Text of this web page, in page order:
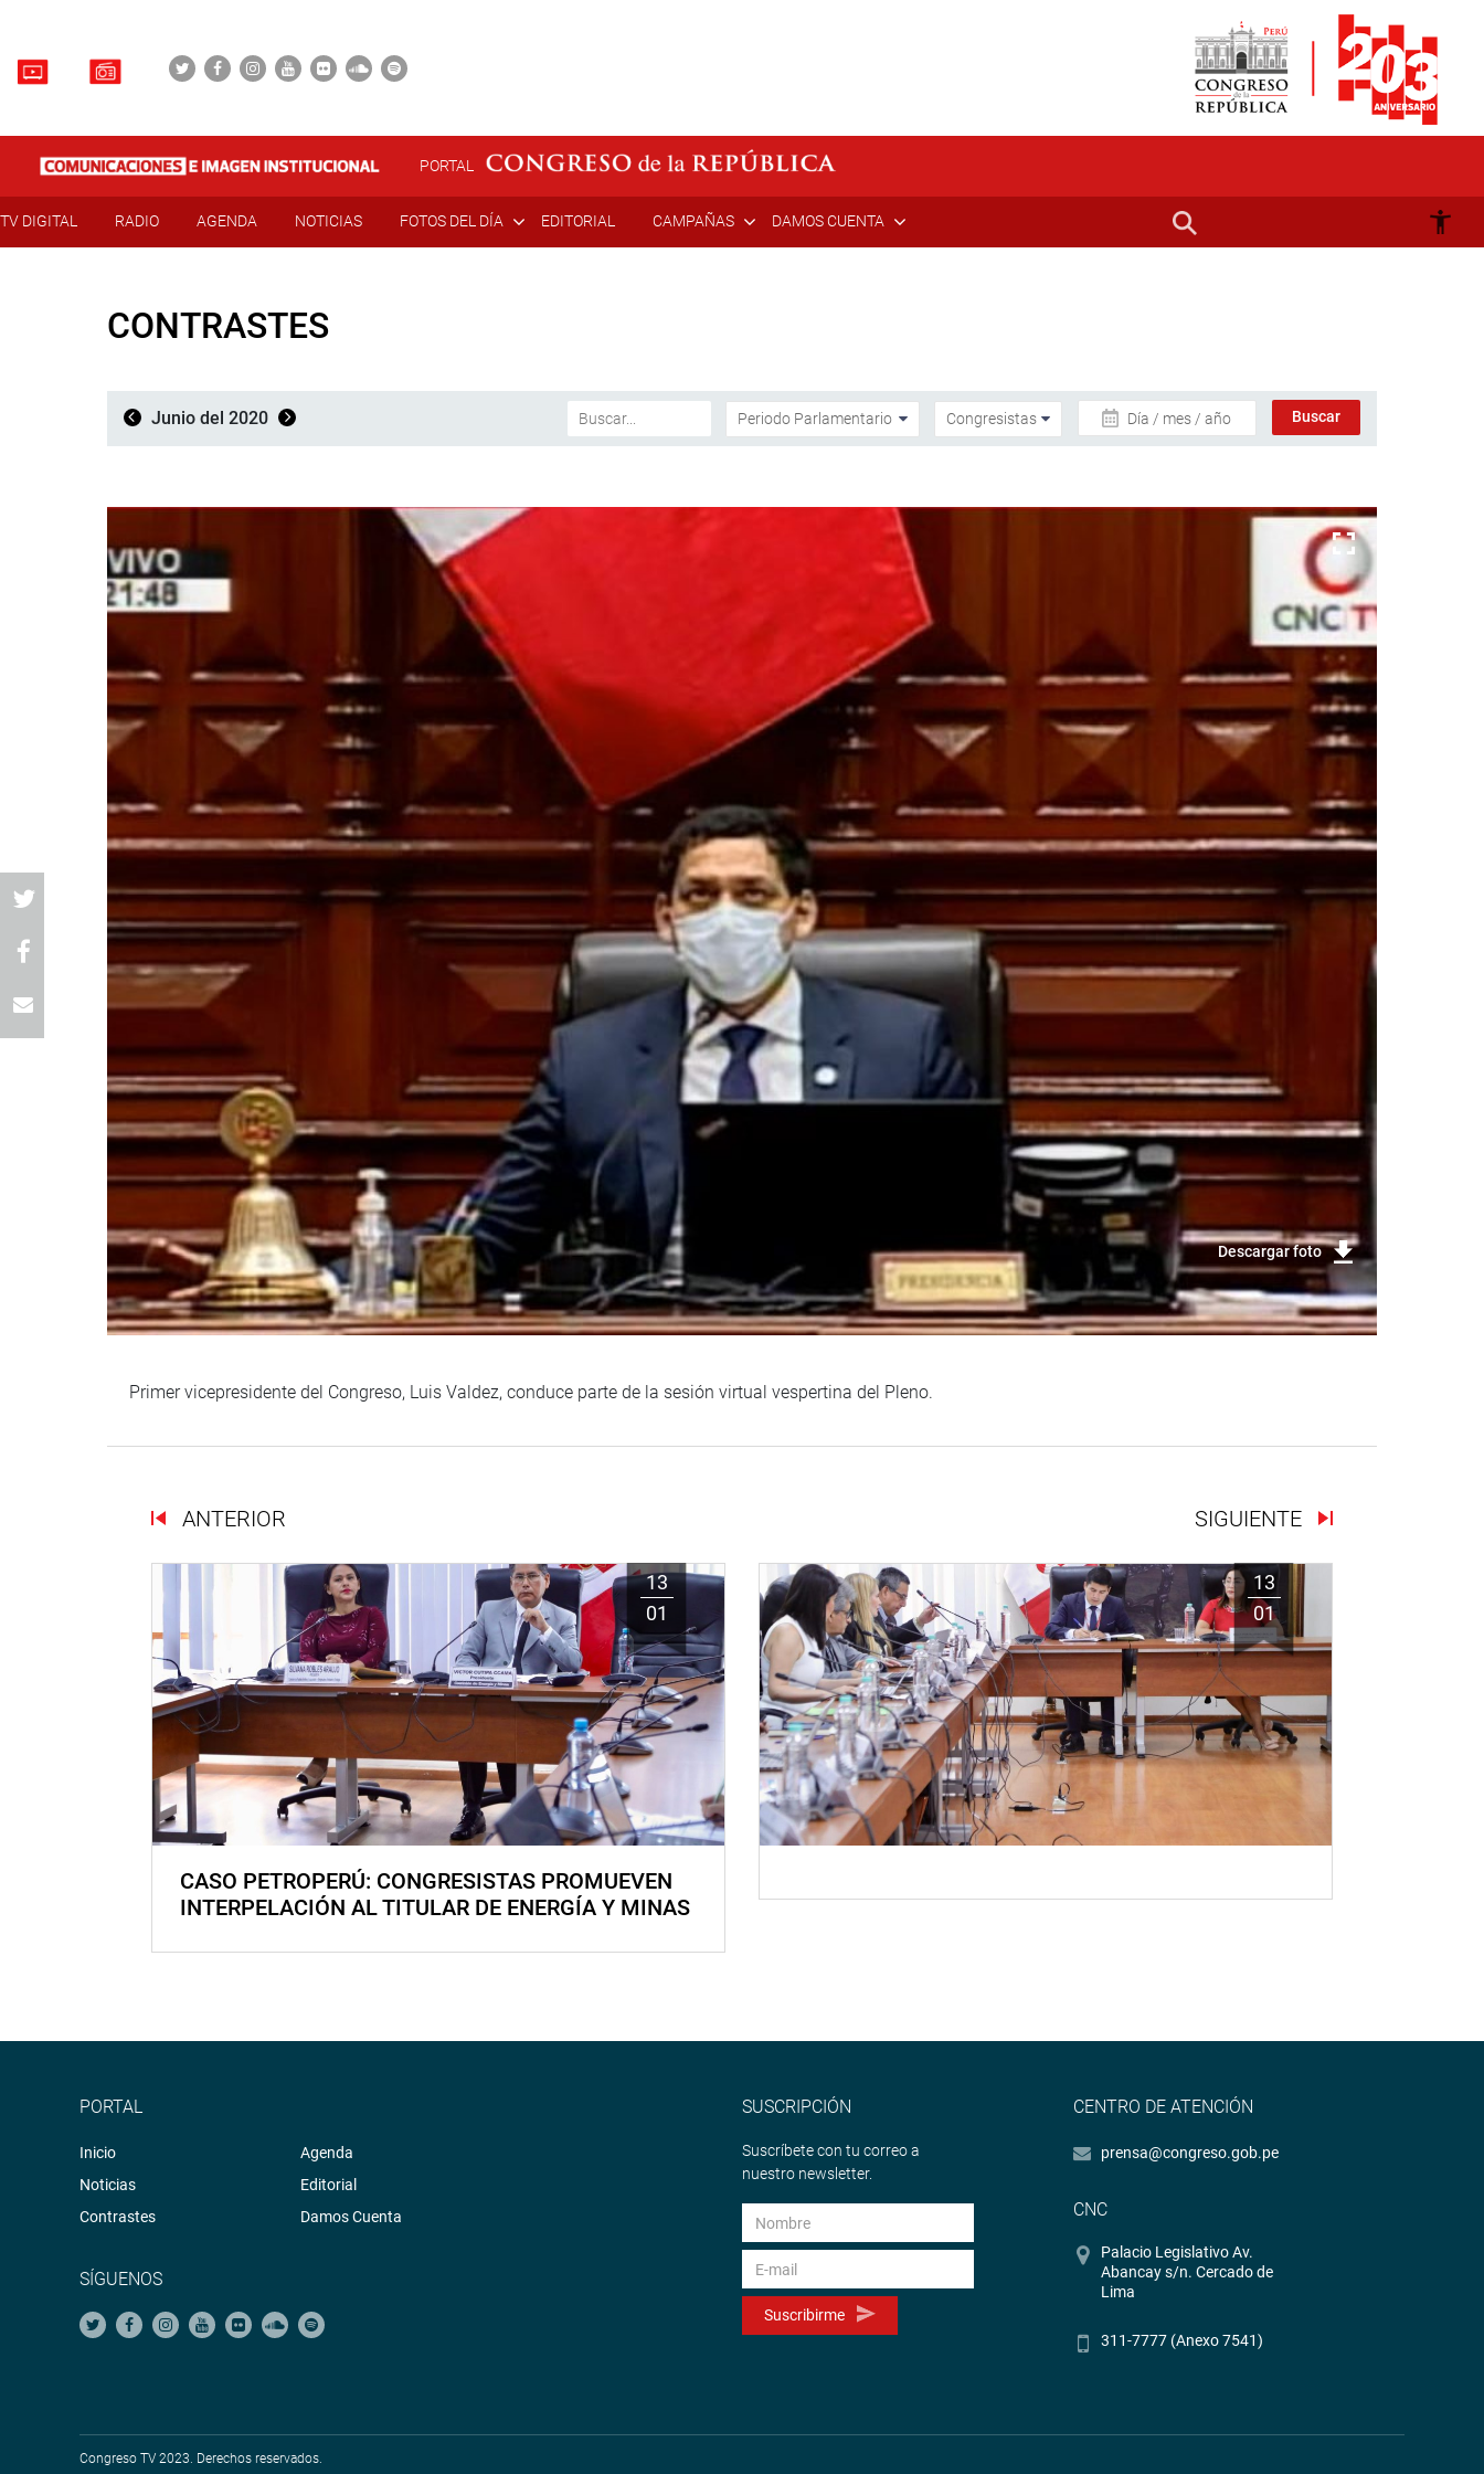
PORTAL
TV DIGITAL RADIO AGENDA NOTICIAS FOTOS DEL DÍA EDITORIAL CAMPAÑAS DAMOS CUENTA
CONTRASTES
Junio del 2020 Día / mes / año
Descargar foto
Primer vicepresidente del Congreso, Luis Valdez, conduce parte de la sesión virtual vespertina del Pleno.
ANTERIOR SIGUIENTE
13
01
CASO PETROPERÚ: CONGRESISTAS PROMUEVEN
INTERPELACIÓN AL TITULAR DE ENERGÍA Y MINAS
13
01
PORTAL
Inicio
Noticias
Contrastes
Agenda
Editorial
Damos Cuenta
SÍGUENOS
SUSCRIPCIÓN
Suscríbete con tu correo a
nuestro newsletter.
Suscribirme
CENTRO DE ATENCIÓN
prensa@congreso.gob.pe
CNC
Palacio Legislativo Av.
Abancay s/n. Cercado de
Lima
311-7777 (Anexo 7541)
Congreso TV 2023. Derechos reservados.